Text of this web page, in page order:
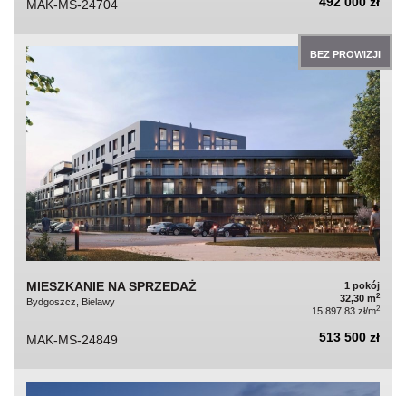
MAK-MS-24704
BEZ PROWIZJI
MIESZKANIE NA SPRZEDAŻ
Bydgoszcz, Bielawy
1 pokój
32,30 m2
15 897,83 zł/m2
MAK-MS-24849 513 500 zł